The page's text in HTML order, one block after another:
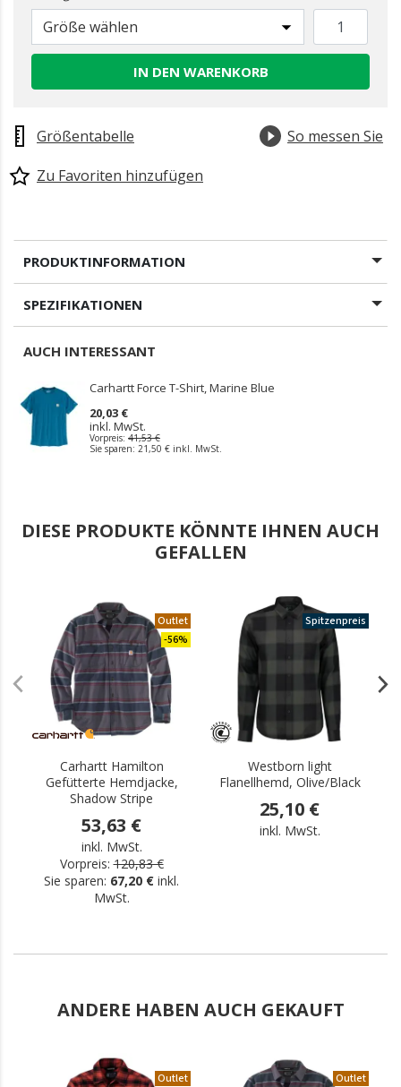
Größe wählen
IN DEN WARENKORB
Größentabelle
So messen Sie
Zu Favoriten hinzufügen
PRODUKTINFORMATION
SPEZIFIKATIONEN
AUCH INTERESSANT
Carhartt Force T-Shirt, Marine Blue
20,03 €
inkl. MwSt.
Vorpreis: 41,53 €
Sie sparen: 21,50 € inkl. MwSt.
DIESE PRODUKTE KÖNNTE IHNEN AUCH
GEFALLEN
Outlet
-56%
Carhartt Hamilton
Gefütterte Hemdjacke,
Shadow Stripe
53,63 €
inkl. MwSt.
Vorpreis: 120,83 €
Sie sparen: 67,20 € inkl.
MwSt.
Spitzenpreis
Westborn light
Flanellhemd, Olive/Black
25,10 €
inkl. MwSt.
ANDERE HABEN AUCH GEKAUFT
Outlet
Outlet